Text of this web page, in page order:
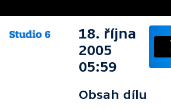
18. října
2005
05:59
Obsah dílu